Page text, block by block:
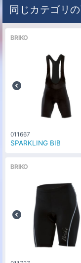
62cm
シャイニー
ジ(913)
サイズ
64cm
同じカテゴリ
BRIKO
011667
SPARKLING BIB
BRIKO